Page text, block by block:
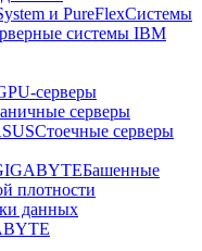
и PureFlexСистемы
системы IBM
серверы
серверы
Стоечные серверы
Башенные
плотности
данных